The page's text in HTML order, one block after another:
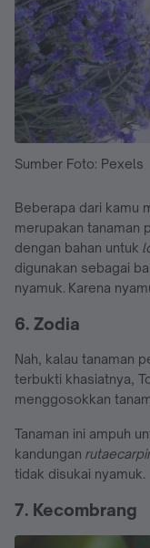
Sumber Foto: Pexels
Beberapa dari kamu
merupakan tanaman
dengan bahan untuk
digunakan sebagai
nyamuk. Karena
6. Zodia
Nah, kalau tanaman
terbukti khasiatnya,
menggosokkan
Tanaman ini ampuh
kandungan
tidak disukai nyamuk.
7. Kecombrang